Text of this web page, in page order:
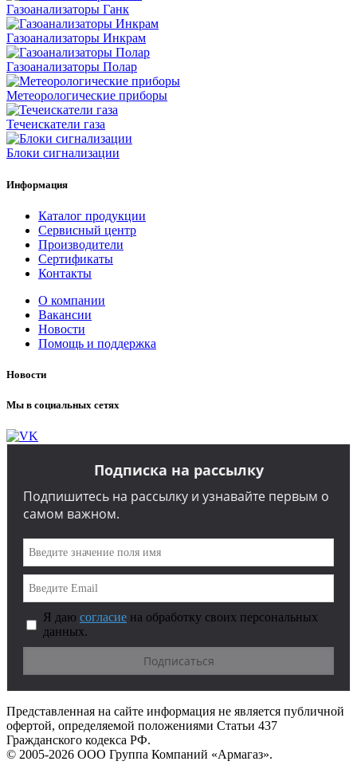
Газоанализаторы Ганк
Газоанализаторы Инкрам
Газоанализаторы Полар
Метеорологические приборы
Течеискатели газа
Блоки сигнализации
Информация
Каталог продукции
Сервисный центр
Производители
Сертификаты
Контакты
О компании
Вакансии
Новости
Помощь и поддержка
Новости
Мы в социальных сетях
Подписка на рассылку
Подпишитесь на рассылку и узнавайте первым о
самом важном.
Я даю согласие на обработку своих персональных
данных.
Представленная на сайте информация не является публичной
офертой, определяемой положениями Статьи 437
Гражданского кодекса РФ.
© 2005-2026 ООО Группа Компаний «Армагаз».